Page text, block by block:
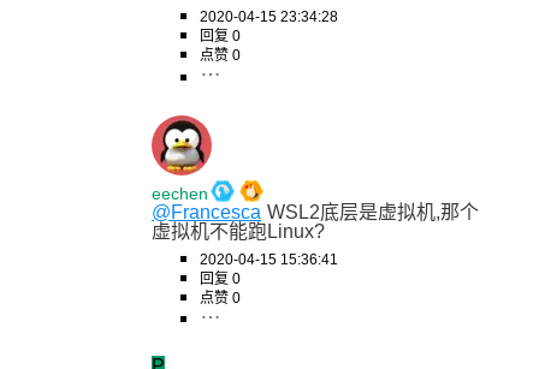
2020-04-15 23:34:28
回复 0
点赞 0
eechen
@Francesca WSL2底层是虚拟机,那个
虚拟机不能跑Linux?
2020-04-15 15:36:41
回复 0
点赞 0